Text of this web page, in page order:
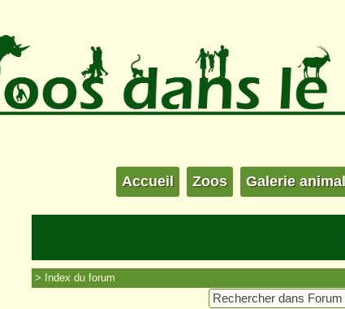
Accueil Zoos Galerie
Index du forum